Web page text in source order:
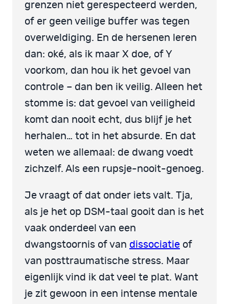
grenzen niet gerespecteerd werden,
of er geen veilige buffer was tegen
overweldiging. En de hersenen leren
dan: oké, als ik maar X doe, of Y
voorkom, dan hou ik het gevoel van
controle – dan ben ik veilig. Alleen het
stomme is: dat gevoel van veiligheid
komt dan nooit echt, dus blijf je het
herhalen… tot in het absurde. En dat
weten we allemaal: de dwang voedt
zichzelf. Als een rupsje-nooit-genoeg.
Je vraagt of dat onder iets valt. Tja,
als je het op DSM-taal gooit dan is het
vaak onderdeel van een
dwangstoornis of van dissociatie of
van posttraumatische stress. Maar
eigenlijk vind ik dat veel te plat. Want
je zit gewoon in een intense mentale